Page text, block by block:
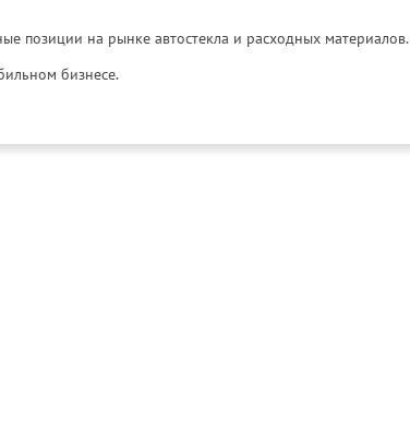
позиции на рынке автостекла и расходных материалов.
бизнесе.